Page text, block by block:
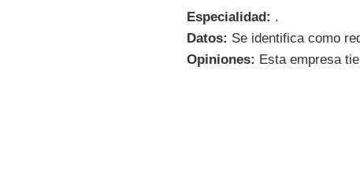
Especialidad: .
Datos: Se identifica como
Opiniones: Esta empresa